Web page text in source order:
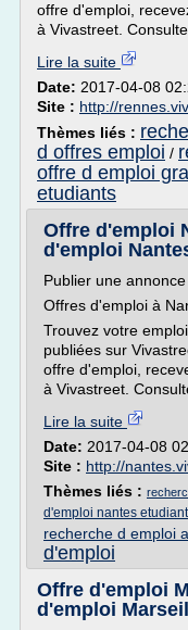
offre d'emploi,
à Vivastreet.
Lire la suite
Date: 2017-04-08
Site : http://
Thèmes liés :
d offres emploi /
offre d emploi
etudiants
Offre d'emploi
d'emploi
Publier une annonce
Offres d'emploi à
Trouvez votre
publiées sur
offre d'emploi,
à Vivastreet.
Lire la suite
Date: 2017-04-08
Site : http://
Thèmes liés :
d'emploi nantes etudiant
recherche d emploi
d'emploi
Offre d'emploi
d'emploi